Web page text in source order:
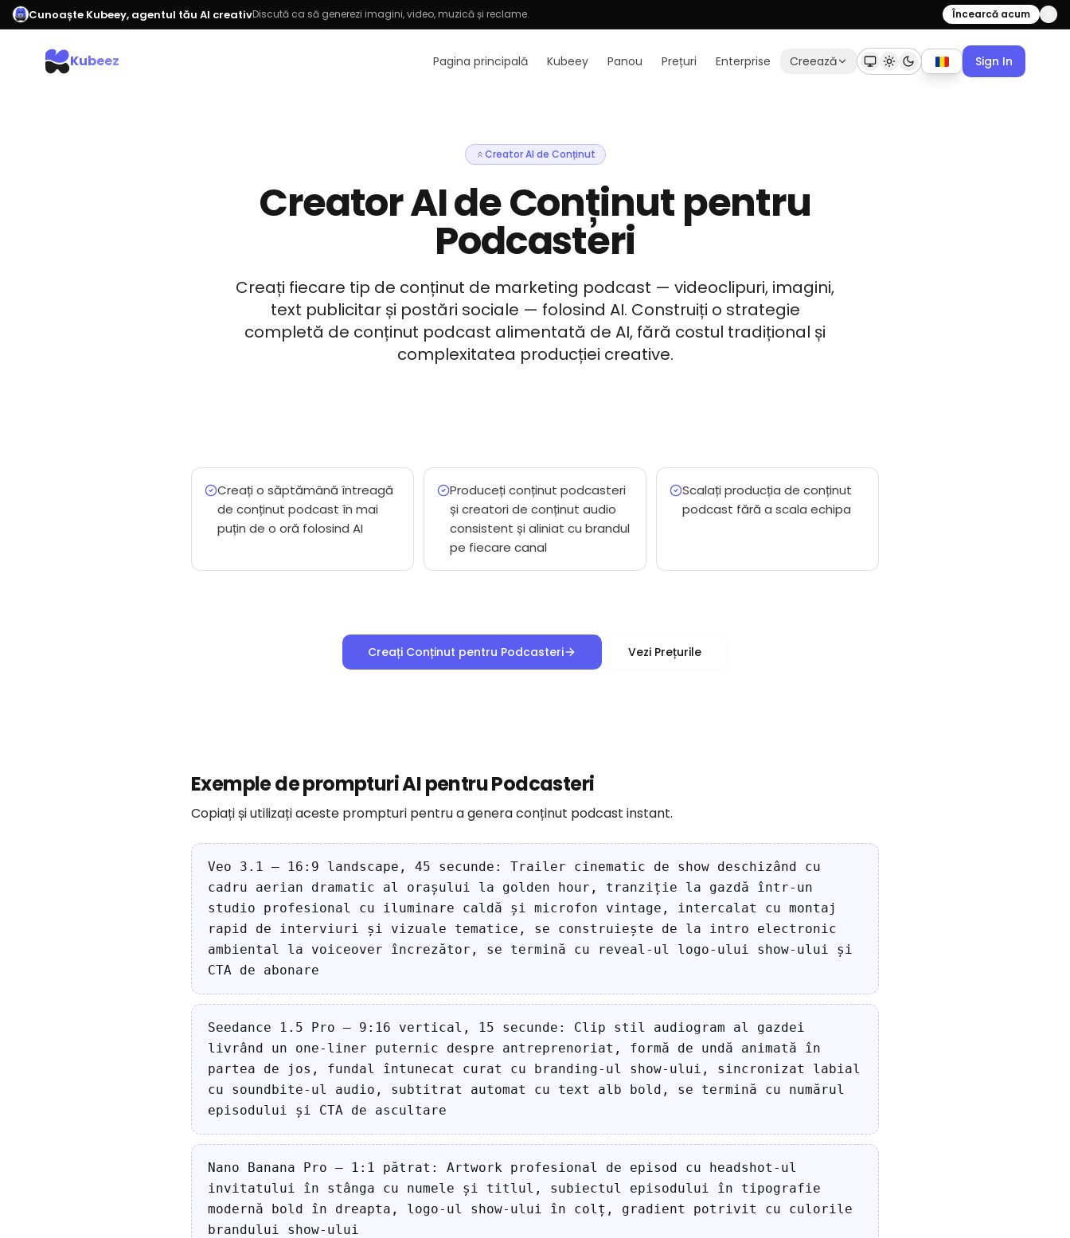
Cunoaște Kubeey, agentul tău AI creativDiscută ca să generezi imagini, video, muzică și reclame. Încearcă acum
Kubeez Pagina principală Kubeey Panou Prețuri Enterprise Creează Sign In
Creator AI de Conținut
Creator AI de Conținut pentru
Podcasteri
Creați fiecare tip de conținut de marketing podcast — videoclipuri, imagini,
text publicitar și postări sociale — folosind AI. Construiți o strategie
completă de conținut podcast alimentată de AI, fără costul tradițional și
complexitatea producției creative.
Creați o săptămână întreagă
de conținut podcast în mai
puțin de o oră folosind AI
Produceți conținut podcasteri
și creatori de conținut audio
consistent și aliniat cu brandul
pe fiecare canal
Scalați producția de conținut
podcast fără a scala echipa
Creați Conținut pentru Podcasteri Vezi Prețurile
Exemple de prompturi AI pentru Podcasteri
Copiați și utilizați aceste prompturi pentru a genera conținut podcast instant.
Veo 3.1 — 16:9 landscape, 45 secunde: Trailer cinematic de show deschizând cu
cadru aerian dramatic al orașului la golden hour, tranziție la gazdă într-un
studio profesional cu iluminare caldă și microfon vintage, intercalat cu montaj
rapid de interviuri și vizuale tematice, se construiește de la intro electronic
ambiental la voiceover încrezător, se termină cu reveal-ul logo-ului show-ului și
CTA de abonare
Seedance 1.5 Pro — 9:16 vertical, 15 secunde: Clip stil audiogram al gazdei
livrând un one-liner puternic despre antreprenoriat, formă de undă animată în
partea de jos, fundal întunecat curat cu branding-ul show-ului, sincronizat labial
cu soundbite-ul audio, subtitrat automat cu text alb bold, se termină cu numărul
episodului și CTA de ascultare
Nano Banana Pro — 1:1 pătrat: Artwork profesional de episod cu headshot-ul
invitatului în stânga cu numele și titlul, subiectul episodului în tipografie
modernă bold în dreapta, logo-ul show-ului în colț, gradient potrivit cu culorile
brandului show-ului